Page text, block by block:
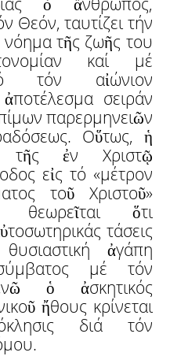
Θεόν, ταυτίζει τήν
νόημα τῆς ζωῆς του
καί μέ
τόν αἰώνιον
σειράν
παρερμηνειῶν
Οὕτως, ἡ
τῆς ἐν Χριστῷ
εἰς τό «μέτρον
τοῦ Χριστοῦ»
ὅτι
τάσεις
ἀγάπη
μέ τόν
ὁ ἀσκητικός
ἤθους κρίνεται
διά τόν